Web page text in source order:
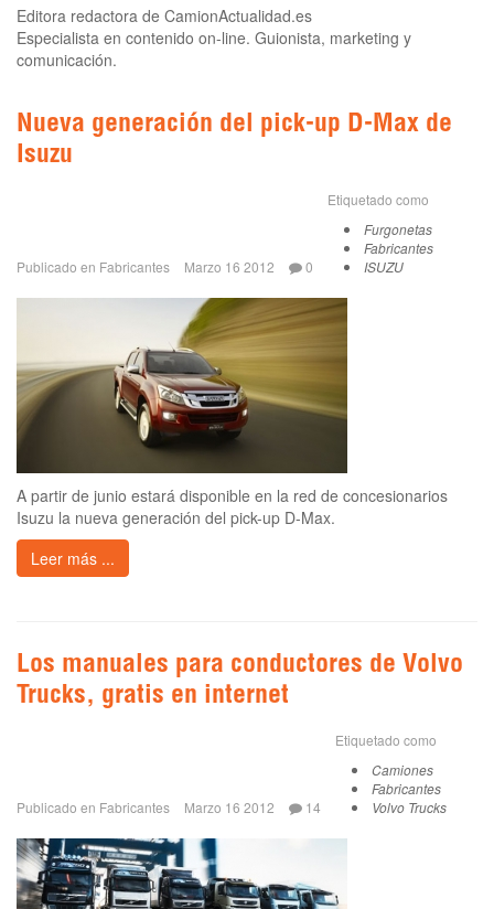
Editora redactora de CamionActualidad.es
Especialista en contenido on-line. Guionista, marketing y
comunicación.
Nueva generación del pick-up D-Max de
Isuzu
Publicado en Fabricantes Marzo 16 2012 0
Etiquetado como
Furgonetas
Fabricantes
ISUZU
A partir de junio estará disponible en la red de concesionarios
Isuzu la nueva generación del pick-up D-Max.
Leer más ...
Los manuales para conductores de Volvo
Trucks, gratis en internet
Publicado en Fabricantes Marzo 16 2012 14
Etiquetado como
Camiones
Fabricantes
Volvo Trucks